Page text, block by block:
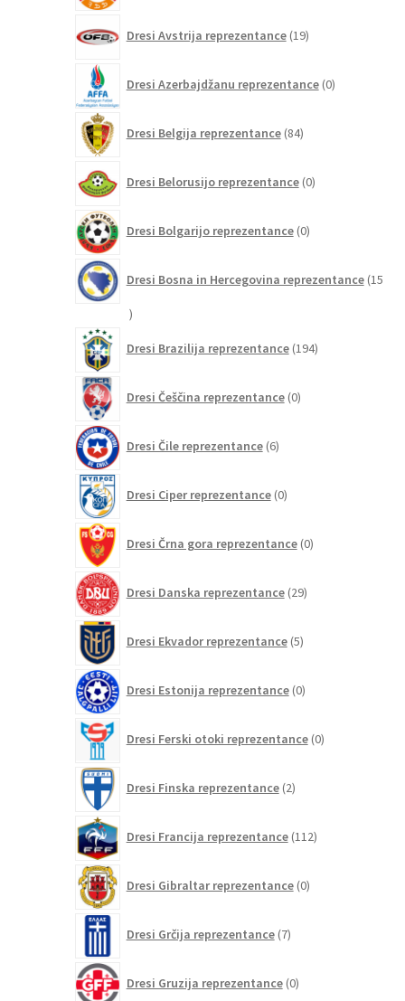
Dresi Avstrija reprezentance 19izdelkov
Dresi Azerbajdžanu reprezentance 0izdelkov
Dresi Belgija reprezentance 84izdelkov
Dresi Belorusijo reprezentance 0izdelkov
Dresi Bolgarijo reprezentance 0izdelkov
Dresi Bosna in Hercegovina reprezentance 15
15
Dresi Brazilija reprezentance 194izdelkov
Dresi Češčina reprezentance 0izdelkov
Dresi Čile reprezentance 6izdelkov
Dresi Ciper reprezentance 0izdelkov
Dresi Črna gora reprezentance 0izdelkov
Dresi Danska reprezentance 29izdelkov
Dresi Ekvador reprezentance 5izdelkov
Dresi Estonija reprezentance 0izdelkov
Dresi Ferski otoki reprezentance 0izdelkov
Dresi Finska reprezentance 2izdelka
Dresi Francija reprezentance 112izdelkov
Dresi Gibraltar reprezentance 0izdelkov
Dresi Grčija reprezentance 7izdelkov
Dresi Gruzija reprezentance 0izdelkov